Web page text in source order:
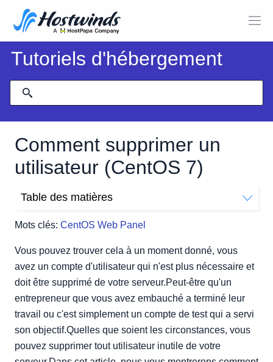
Tutoriels d'hébergement
Comment supprimer un
utilisateur (CentOS 7)
Mots clés: CentOS Web Panel
Table des matières
Supprimer l'utilisateur tout en préservant les fichiers
Supprimer l'utilisateur et les fichiers
Vous pouvez trouver cela à un moment donné, vous
avez un compte d'utilisateur qui n'est plus nécessaire et
doit être supprimé de votre serveur.Peut-être qu'un
entrepreneur que vous avez embauché a terminé leur
travail ou c'est simplement un compte de test qui a servi
son objectif.Quelles que soient les circonstances, vous
pouvez supprimer tout utilisateur inutile de votre